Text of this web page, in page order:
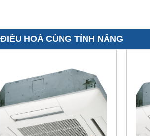
ĐIỀU HOÀ CÙNG TÍNH NĂNG